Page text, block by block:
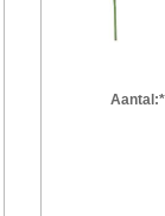
Aantal:*